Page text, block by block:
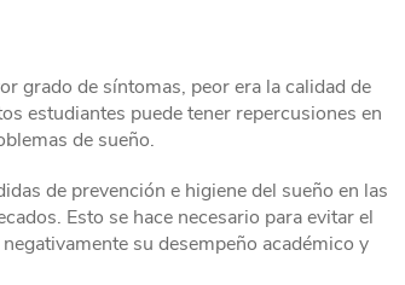
grado de síntomas, peor era la calidad de
estudiantes puede tener repercusiones en
de sueño.
de prevención e higiene del sueño en las
Esto se hace necesario para evitar el
su desempeño académico y